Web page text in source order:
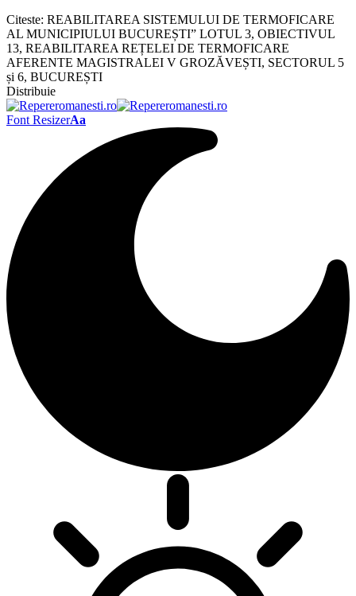
Citeste: REABILITAREA SISTEMULUI DE TERMOFICARE
AL MUNICIPIULUI BUCUREȘTI” LOTUL 3, OBIECTIVUL
13, REABILITAREA REȚELEI DE TERMOFICARE
AFERENTE MAGISTRALEI V GROZĂVEȘTI, SECTORUL 5
și 6, BUCUREȘTI
Distribuie
Font ResizerAa